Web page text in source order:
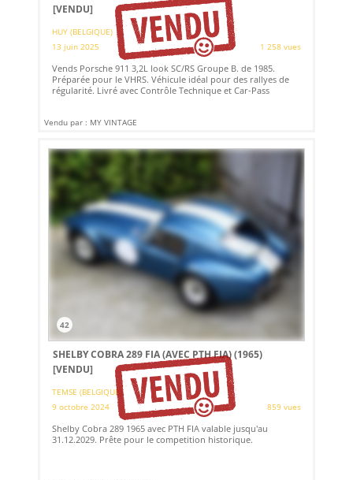
[VENDU]
HUY (BELGIQUE)
13 juin 2025
1 258 vues
Vends Porsche 911 3,2L look SC/RS Groupe B. de 1985.
Préparée pour le VHRS. Véhicule idéal pour des rallyes de
régularité. Livré avec Contrôle Technique et Car-Pass
Vendu par : MY VINTAGE
42
SHELBY COBRA 289 FIA (AVEC PTH FIA) (1965)
[VENDU]
TEMSE (BELGIQUE)
9 octobre 2024
859 vues
Shelby Cobra 289 1965 avec PTH FIA valable jusqu'au
31.12.2029. Prête pour le competition historique.